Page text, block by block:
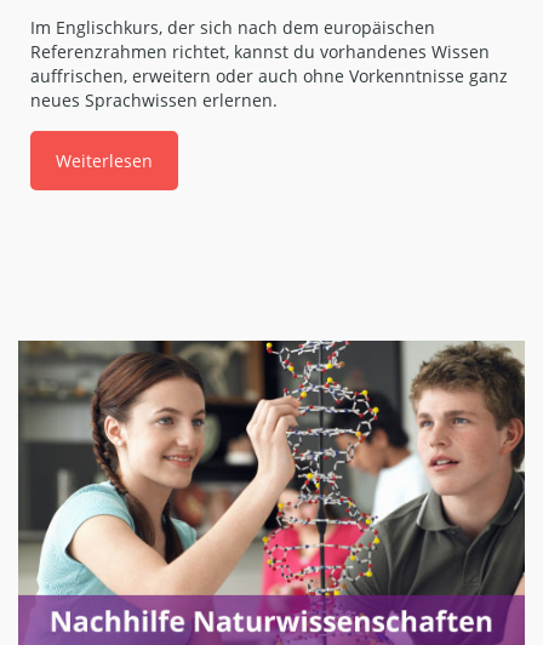
Im Englischkurs, der sich nach dem europäischen
Referenzrahmen richtet, kannst du vorhandenes Wissen
auffrischen, erweitern oder auch ohne Vorkenntnisse ganz
neues Sprachwissen erlernen.
Weiterlesen